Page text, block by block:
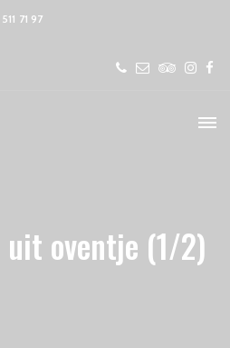
71 97
oventje (1/2)